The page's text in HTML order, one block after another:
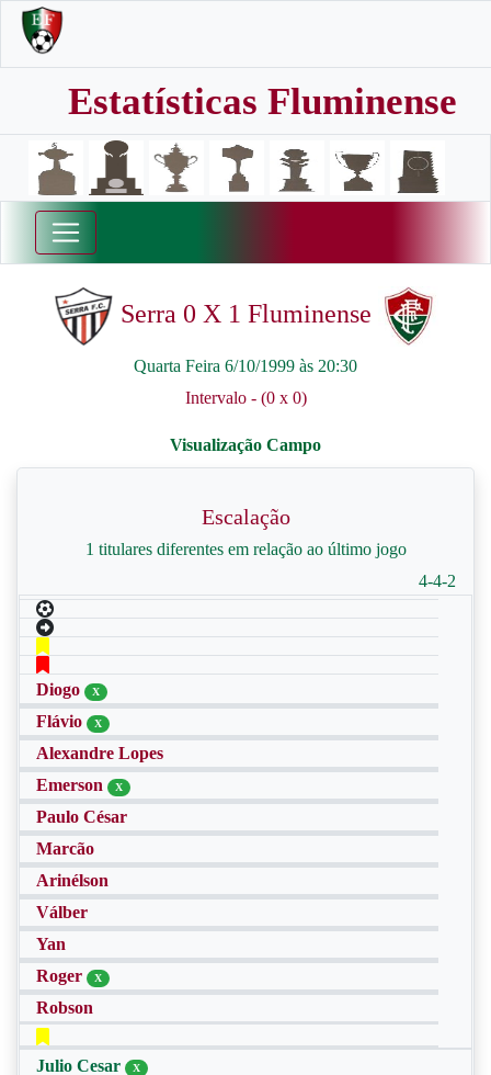
Estatísticas Fluminense
Serra 0 X 1 Fluminense
Quarta Feira 6/10/1999 às 20:30
Intervalo - (0 x 0)
Escalação
1 titulares diferentes em relação ao último jogo
4-4-2
Diogo X
Flávio X
Alexandre Lopes
Emerson
X
Paulo César
Marcão
Arinélson
Válber
Yan
Roger
X
Robson
Julio Cesar X